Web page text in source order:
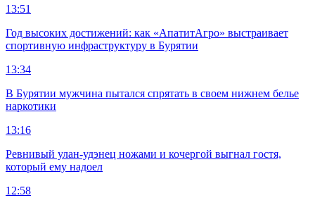
13:51
Год высоких достижений: как «АпатитАгро» выстраивает
спортивную инфраструктуру в Бурятии
13:34
В Бурятии мужчина пытался спрятать в своем нижнем белье
наркотики
13:16
Ревнивый улан-удэнец ножами и кочергой выгнал гостя,
который ему надоел
12:58